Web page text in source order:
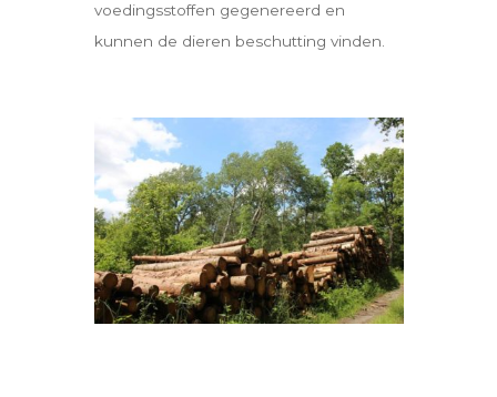
voedingsstoffen gegenereerd en
kunnen de dieren beschutting vinden.